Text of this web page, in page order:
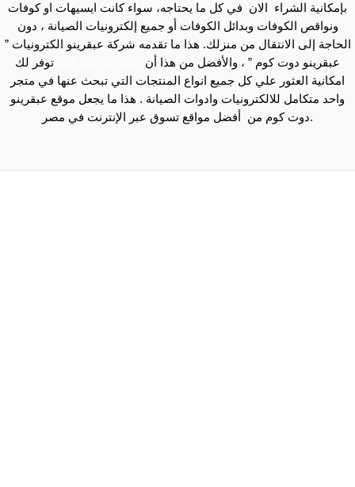
بإمكانية الشراء الان في كل ما يحتاجه، سواء كانت ايسيهات او كوفات
ونواقص الكوفات وبدائل الكوفات أو جميع إلكترونيات الصيانة ، دون
الحاجة إلى الانتقال من منزلك. هذا ما تقدمه شركة عبقرينو الكترونيات ”
عبقرينو دوت كوم ” ، والأفضل من هذا أن
توفر لك
امكانية العثور علي كل جميع انواع المنتجات التي تبحث عنها في متجر
واحد متكامل للالكترونيات وادوات الصيانة . هذا ما يجعل موقع عبقرينو
دوت كوم من أفضل مواقع تسوق عبر الإنترنت في مصر.